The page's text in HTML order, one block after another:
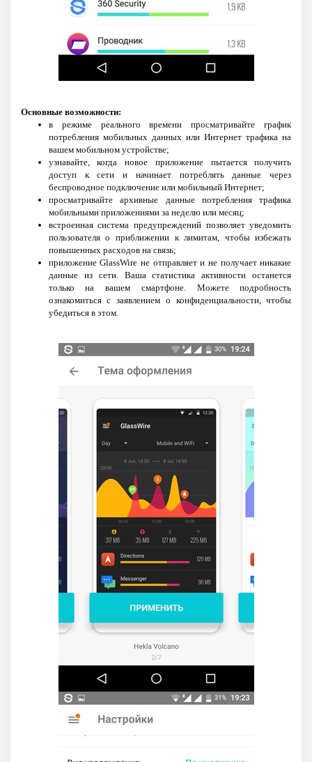
Основные возможности:
в режиме реального времени просматривайте график
потребления мобильных данных или Интернет трафика на
вашем мобильном устройстве;
узнавайте, когда новое приложение пытается получить
доступ к сети и начинает потреблять данные через
беспроводное подключение или мобильный Интернет;
просматривайте архивные данные потребления трафика
мобильными приложениями за неделю или месяц;
встроенная система предупреждений позволяет уведомить
пользователя о приближении к лимитам, чтобы избежать
повышенных расходов на связь;
приложение GlassWire не отправляет и не получает никакие
данные из сети. Ваша статистика активности останется
только на вашем смартфоне. Можете подробность
ознакомиться с заявлением о конфиденциальности, чтобы
убедиться в этом.